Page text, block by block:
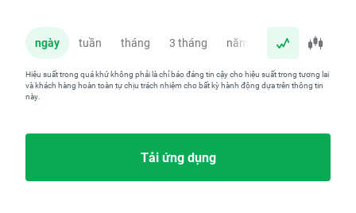
ngày tuần tháng 3 tháng năm
Hiệu suất trong quá khứ không phải là chỉ báo đáng tin cậy cho hiệu suất trong tương lai
và khách hàng hoàn toàn tự chịu trách nhiệm cho bất kỳ hành động dựa trên thông tin
này.
Tải ứng dụng